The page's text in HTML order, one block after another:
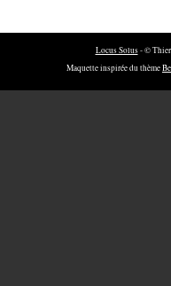
Locus Solus- ©
Maquette inspirée du thème